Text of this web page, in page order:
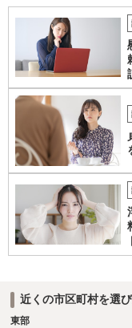
近くの市区町村を選
東部